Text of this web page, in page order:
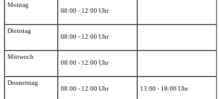
Montag
08:00 - 12:00 Uhr
Dienstag
08:00 - 12:00 Uhr
Mittwoch
08:00 - 12:00 Uhr
Donnerstag
08:00 - 12:00 Uhr
13:00 - 18:00 Uhr